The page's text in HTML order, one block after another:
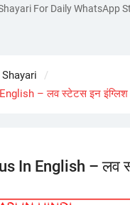
Hindi – १ लाइन☝️शायरी इन
For Daily WhatsApp
– लव स्टेटस इन इंग्लिश
In English – लव